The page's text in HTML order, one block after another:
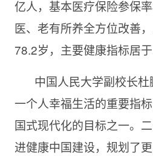
亿人，基本医疗保险参保
医、老有所养全方位改善
78.2岁，主要健康指标居
中国人民大学副校长
一个人幸福生活的重要指
国式现代化的目标之一。
进健康中国建设，规划了